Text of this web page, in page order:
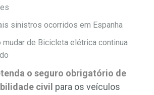
sinistros ocorridos em Espanha
mudar de Bicicleta elétrica continua
o seguro obrigatório de
civil para os veículos